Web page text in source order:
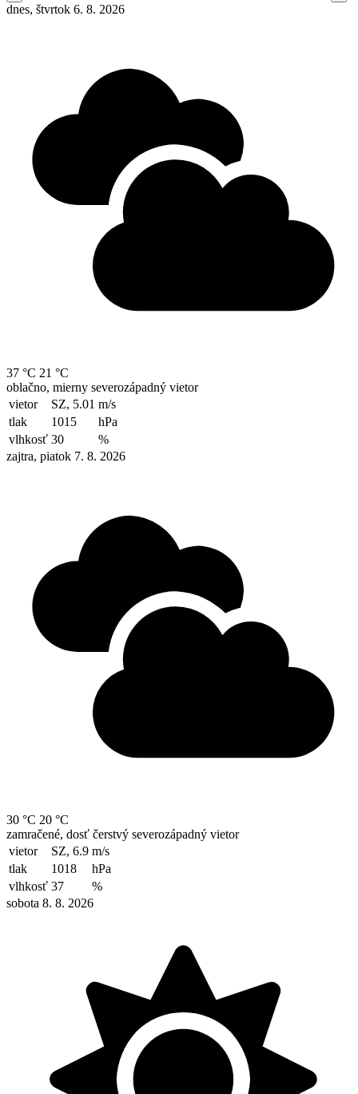
dnes, štvrtok 6. 8. 2026
37 °C 21 °C
oblačno, mierny severozápadný vietor
vietor
SZ, 5.01 m/s
tlak
1015
hPa
vlhkosť 30
%
zajtra, piatok 7. 8. 2026
30 °C 20 °C
zamračené, dosť čerstvý severozápadný vietor
vietor
SZ, 6.9 m/s
tlak
1018
hPa
vlhkosť 37
%
sobota 8. 8. 2026